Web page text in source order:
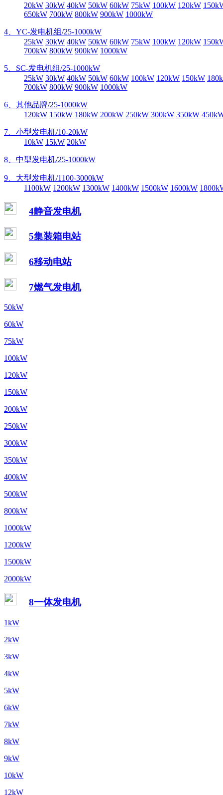
20kW 30kW 40kW 50kW 60kW 75kW 100kW 120kW
650kW 700kW 800kW 900kW 1000kW
4、YC-发电机组/25-1000kW
25kW 30kW 40kW 50kW 60kW 75kW 100kW 120kW
700kW 800kW 900kW 1000kW
5、SC-发电机组/25-1000kW
25kW 30kW 40kW 50kW 60kW 100kW 120kW 150kW
700kW 800kW 900kW 1000kW
6、其他品牌/25-1000kW
120kW 150kW 180kW 200kW 250kW 300kW 350kW
7、小型发电机/10-20kW
10kW 15kW 20kW
8、中型发电机/25-1000kW
9、大型发电机/1100-3000kW
1100kW 1200kW 1300kW 1400kW 1500kW 1600kW
4静音发电机
5集装箱电站
6移动电站
7燃气发电机
50kW
60kW
75kW
100kW
120kW
150kW
200kW
250kW
300kW
350kW
400kW
500kW
800kW
1000kW
1200kW
1500kW
2000kW
8一体发电机
1kW
2kW
3kW
4kW
5kW
6kW
7kW
8kW
9kW
10kW
12kW